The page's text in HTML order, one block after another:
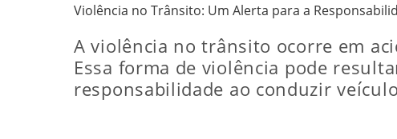
Violência no Trânsito: Um Alerta para a
A violência no trânsito ocorre em
Essa forma de violência pode
responsabilidade ao conduzir